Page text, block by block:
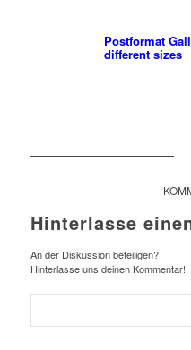
Postformat
different sizes
Hinterlasse
An der Diskussion beteiligen?
Hinterlasse uns deinen Kommentar!